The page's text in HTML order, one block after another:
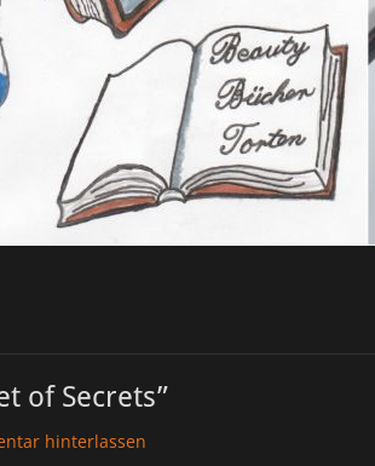
of Secrets”
hinterlassen